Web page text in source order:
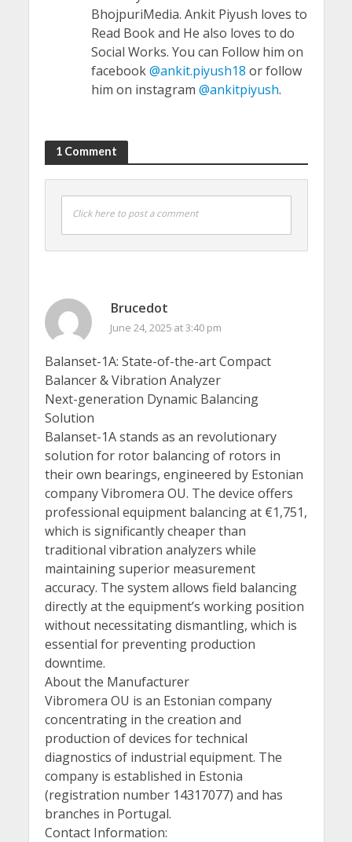
BhojpuriMedia. Ankit Piyush loves to
Read Book and He also loves to do
Social Works. You can Follow him on
facebook@ankit.piyush18 or follow
him on instagram @ankitpiyush.
1 Comment
Click here to post a comment
Brucedot
June 24, 2025 at 3:40 pm
Balanset-1A: State-of-the-art Compact
Balancer & Vibration Analyzer
Next-generation Dynamic Balancing
Solution
Balanset-1A stands as an revolutionary
solution for rotor balancing of rotors in
their own bearings, engineered by Estonian
company Vibromera OU. The device offers
professional equipment balancing at €1,751,
which is significantly cheaper than
traditional vibration analyzers while
maintaining superior measurement
accuracy. The system allows field balancing
directly at the equipment’s working position
without necessitating dismantling, which is
essential for preventing production
downtime.
About the Manufacturer
Vibromera OU is an Estonian company
concentrating in the creation and
production of devices for technical
diagnostics of industrial equipment. The
company is established in Estonia
(registration number 14317077) and has
branches in Portugal.
Contact Information: